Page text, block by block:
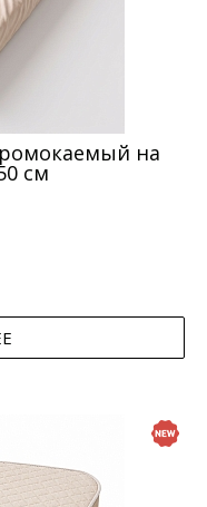
на
см